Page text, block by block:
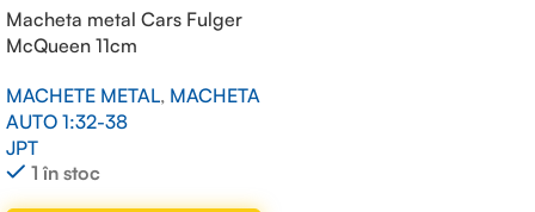
Macheta metal Cars Fulger
McQueen 11cm
MACHETE METAL, MACHETA
AUTO 1:32-38
JPT
1 în stoc